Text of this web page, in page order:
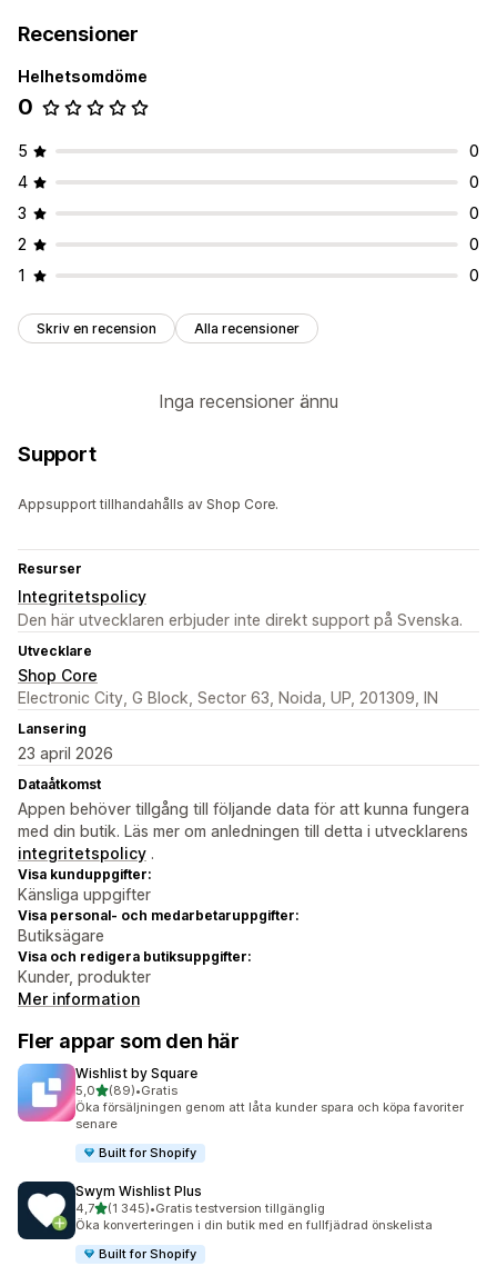
Lägg i varukorgen
Recensioner
Helhetsomdöme
0
5
0
4
0
3
0
2
0
1
0
Skriv en recension Alla recensioner
Inga recensioner ännu
Support
Appsupport tillhandahålls av Shop Core.
Resurser
Integritetspolicy
Den här utvecklaren erbjuder inte direkt support på Svenska.
Utvecklare
Shop Core
Electronic City, G Block, Sector 63, Noida, UP, 201309, IN
Lansering
23 april 2026
Dataåtkomst
Appen behöver tillgång till följande data för att kunna fungera
med din butik. Läs mer om anledningen till detta i utvecklarens
integritetspolicy .
Visa kunduppgifter:
Känsliga uppgifter
Visa personal- och medarbetaruppgifter:
Butiksägare
Visa och redigera butiksuppgifter:
Kunder, produkter
Mer information
Fler appar som den här
Wishlist by Square
5,0av 5 stjärnor
(89)
89 recensioner totalt
•Gratis
Öka försäljningen genom att låta kunder spara och köpa favoriter
senare
Built for Shopify
Swym Wishlist Plus
4,7av 5 stjärnor
(1 345)
1345 recensioner totalt
•Gratis testversion tillgänglig
Öka konverteringen i din butik med en fullfjädrad önskelista
Built for Shopify